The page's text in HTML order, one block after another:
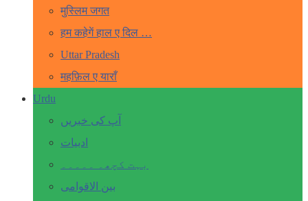
मुस्लिम जगत
हम कहेगें हाल ए दिल …
Uttar Pradesh
महफ़िल ए याराँ
Urdu
آپ کی خبریں
ادبیات
بہت کچھ۔ ۔۔۔۔۔
بین الاقوامی